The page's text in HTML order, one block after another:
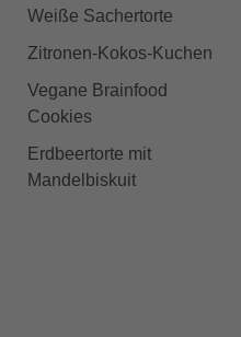
Weiße Sachertorte
Zitronen-Kokos-Kuchen
Vegane Brainfood
Cookies
Erdbeertorte mit
Mandelbiskuit